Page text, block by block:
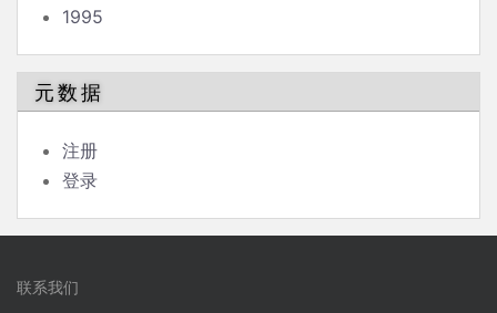
1995
元数据
注册
登录
联系我们